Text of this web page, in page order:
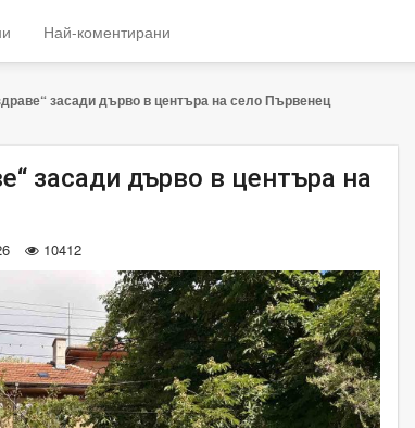
Най-коментирани
засади дърво в центъра на село Първенец
засади дърво в центъра на
10412